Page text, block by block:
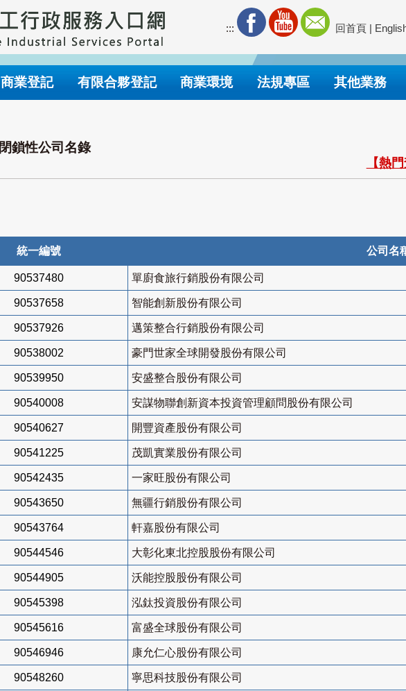
::: 回首頁 |
商業登記 有限合夥登記 商業環境 法規專區 其他業務
閉鎖性公司名錄
【熱
統一編號 公司名
90537480 單廚食旅行銷股份有限公司
90537658 智能創新股份有限公司
90537926 邁策整合行銷股份有限公司
90538002 豪門世家全球開發股份有限公司
90539950 安盛整合股份有限公司
90540008 安謀物聯創新資本投資管理顧問股份有限公司
90540627 開豐資產股份有限公司
90541225 茂凱實業股份有限公司
90542435 一家旺股份有限公司
90543650 無疆行銷股份有限公司
90543764 軒嘉股份有限公司
90544546 大彰化東北控股股份有限公司
90544905 沃能控股股份有限公司
90545398 泓鈦投資股份有限公司
90545616 富盛全球股份有限公司
90546946 康允仁心股份有限公司
90548260 寧思科技股份有限公司